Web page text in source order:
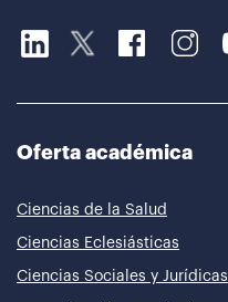
Oferta académica
Ciencias de la Salud
Ciencias Eclesiásticas
Ciencias Sociales y Jurídicas